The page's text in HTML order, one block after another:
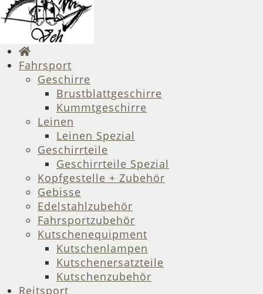
Fahrsport
Geschirre
Brustblattgeschirre
Kummtgeschirre
Leinen
Leinen Spezial
Geschirrteile
Geschirrteile Spezial
Kopfgestelle + Zubehör
Gebisse
Edelstahlzubehör
Fahrsportzubehör
Kutschenequipment
Kutschenlampen
Kutschenersatzteile
Kutschenzubehör
Reitsport